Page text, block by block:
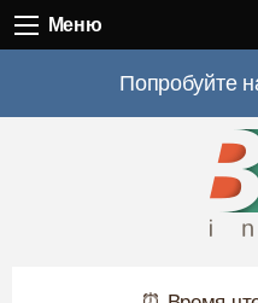
Меню
Попробуйте